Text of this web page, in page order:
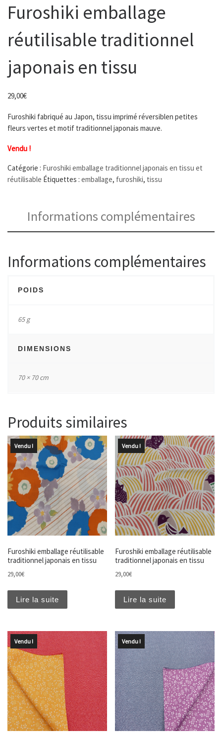
Furoshiki emballage
réutilisable traditionnel
japonais en tissu
29,00€
Furoshiki fabriqué au Japon, tissu imprimé réversiblen petites
fleurs vertes et motif traditionnel japonais mauve.
Vendu !
Catégorie : Furoshiki emballage traditionnel japonais en tissu et
réutilisable Étiquettes : emballage, furoshiki, tissu
Informations complémentaires
Informations complémentaires
POIDS
65 g
DIMENSIONS
70 × 70 cm
Produits similaires
Vendu !
Furoshiki emballage réutilisable
traditionnel japonais en tissu
29,00€
Lire la suite
Vendu !
Furoshiki emballage réutilisable
traditionnel japonais en tissu
29,00€
Lire la suite
Vendu ! Vendu !